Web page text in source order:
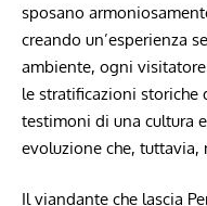
sposano
creando un’esperienza
ambiente, ogni
‍le stratificazioni
⁣testimoni‌ di una cultura‌
‍evoluzione ​che, ‌tuttavia,
Il viandante che lascia